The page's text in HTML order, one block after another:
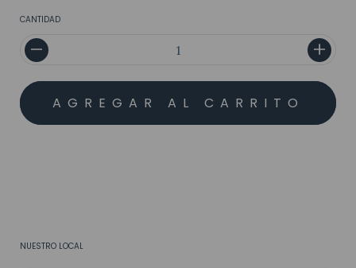
CANTIDAD
NUESTRO LOCAL